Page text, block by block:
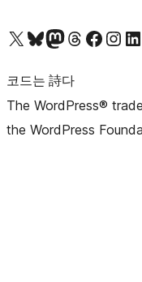
X(이전 트위터) 계정 방문하기블루스카이 계정 방문하기마스토돈 계정 방문하기스레드 계정 방문하기 페이스북 페이지 방문하기인스타그램 계정 방문하기 LinkedIn 계정 방문하기
코드는 詩다
The WordPress®
the WordPress